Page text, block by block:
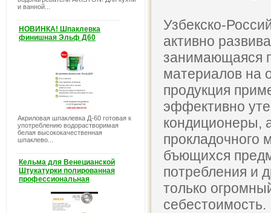
и ванной...
НОВИНКА! Шпаклевка
финишная Эльф Д60
Акриловая шпаклевка Д-60 готовая к
употреблению водорастворимая
белая высококачественная
шпаклево...
Кельма для Венецианской
Штукатурки полированная
профессиональная
Узбекско-
активно
занимающаяся
материалов на
продукция
эффективно
кондиционеры,
прокладочного
бъющихся
потребления и
только
себестоимость.